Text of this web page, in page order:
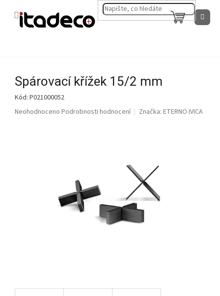
NÁKUPNÍ
KOŠÍK
Spárovací křížek 15/2 mm
Kód: P021000052
Průměrné
Neohodnoceno Podrobnosti hodnocení Značka: ETERNO IVICA